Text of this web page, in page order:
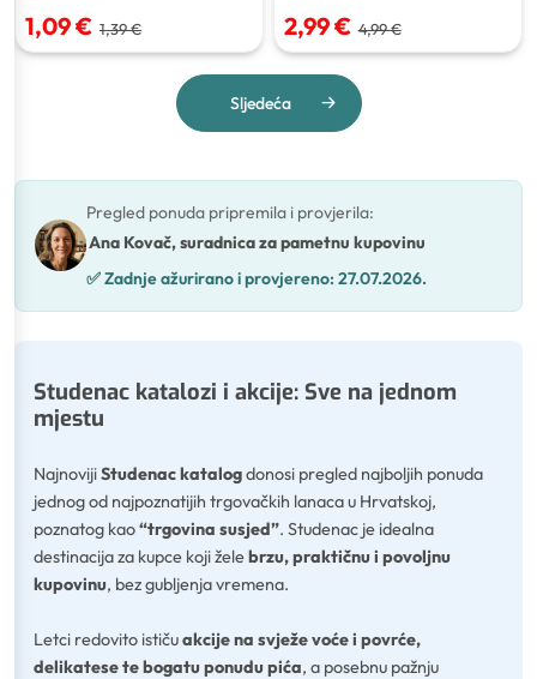
1,09 € 1,39 € 2,99 € 4,99 €
Sljedeća
Pregled ponuda pripremila i provjerila:
Ana Kovač, suradnica za pametnu kupovinu
✅Zadnje ažurirano i provjereno: 27.07.2026.
Studenac katalozi i akcije: Sve na jednom
mjestu
NajnovijiStudenac katalogdonosi pregled najboljih ponuda
jednog od najpoznatijih trgovačkih lanaca u Hrvatskoj,
poznatog kao“trgovina susjed”. Studenac je idealna
destinacija za kupce koji želebrzu, praktičnu i povoljnu
kupovinu, bez gubljenja vremena.
Letci redovito ističuakcije na svježe voće i povrće,
delikatese te bogatu ponudu pića, a posebnu pažnju